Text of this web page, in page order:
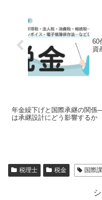
60
資
年金繰下げと国際承継の関係
は承継設計にどう影響するか
税理士 税金 国際